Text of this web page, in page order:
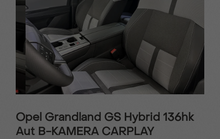
Opel Grandland GS Hybrid 136hk
Aut B-KAMERA CARPLAY